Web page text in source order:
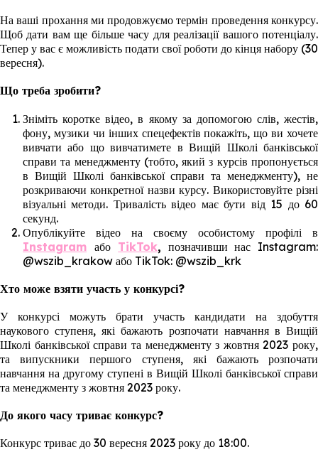
На ваші прохання ми продовжуємо термін проведення конкурсу.
Щоб дати вам ще більше часу для реалізації вашого потенціалу.
Тепер у вас є можливість подати свої роботи до кінця набору (30
вересня).
Що треба зробити?
Зніміть коротке відео, в якому за допомогою слів, жестів,
фону, музики чи інших спецефектів покажіть, що ви хочете
вивчати або що вивчатимете в Вищій Школі банківської
справи та менеджменту (тобто, який з курсів пропонується
в Вищій Школі банківської справи та менеджменту), не
розкриваючи конкретної назви курсу. Використовуйте різні
візуальні методи. Тривалість відео має бути від 15 до 60
секунд.
Опублікуйте відео на своєму особистому профілі в
Instagram або TikTok, позначивши нас Instagram:
@wszib_krakow або TikTok: @wszib_krk
Хто може взяти участь у конкурсі?
У конкурсі можуть брати участь кандидати на здобуття
наукового ступеня, які бажають розпочати навчання в Вищій
Школі банківської справи та менеджменту з жовтня 2023 року,
та випускники першого ступеня, які бажають розпочати
навчання на другому ступені в Вищій Школі банківської справи
та менеджменту з жовтня 2023 року.
До якого часу триває конкурс?
Конкурс триває до 30 вересня 2023 року до 18:00.